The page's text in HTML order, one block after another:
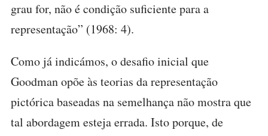
grau for, não é condição suficiente para a
representação” (1968: 4).
Como já indicámos, o desafio inicial que
Goodman opõe às teorias da representação
pictórica baseadas na semelhança não mostra que
tal abordagem esteja errada. Isto porque, de